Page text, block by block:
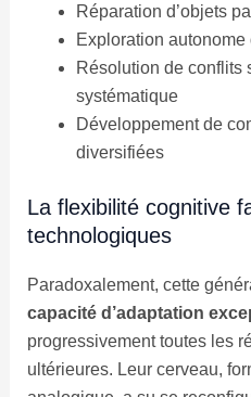
Réparation d’objets
Exploration autonome
Résolution de conflits
systématique
Développement de
diversifiées
La flexibilité cognitive
technologiques
Paradoxalement, cette
capacité d’adaptation
progressivement toutes les
ultérieures. Leur cerveau,